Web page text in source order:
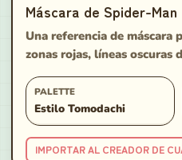
Máscara de Spider-Man
Una referencia de máscara
zonas rojas, líneas oscuras
PALETTE
Estilo Tomodachi
IMPORTAR AL CREADOR DE